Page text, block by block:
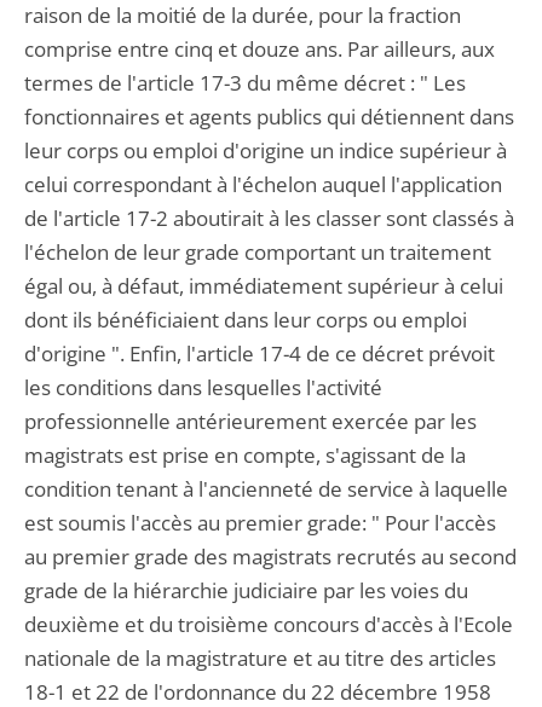
raison de la moitié de la durée, pour la fraction
comprise entre cinq et douze ans. Par ailleurs, aux
termes de l'article 17-3 du même décret : " Les
fonctionnaires et agents publics qui détiennent dans
leur corps ou emploi d'origine un indice supérieur à
celui correspondant à l'échelon auquel l'application
de l'article 17-2 aboutirait à les classer sont classés à
l'échelon de leur grade comportant un traitement
égal ou, à défaut, immédiatement supérieur à celui
dont ils bénéficiaient dans leur corps ou emploi
d'origine ". Enfin, l'article 17-4 de ce décret prévoit
les conditions dans lesquelles l'activité
professionnelle antérieurement exercée par les
magistrats est prise en compte, s'agissant de la
condition tenant à l'ancienneté de service à laquelle
est soumis l'accès au premier grade: " Pour l'accès
au premier grade des magistrats recrutés au second
grade de la hiérarchie judiciaire par les voies du
deuxième et du troisième concours d'accès à l'Ecole
nationale de la magistrature et au titre des articles
18-1 et 22 de l'ordonnance du 22 décembre 1958